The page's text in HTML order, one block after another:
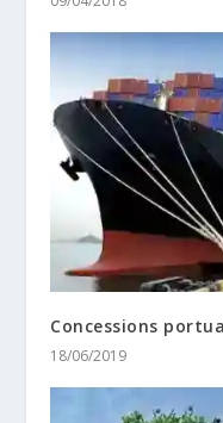
Concessions
18/06/2019